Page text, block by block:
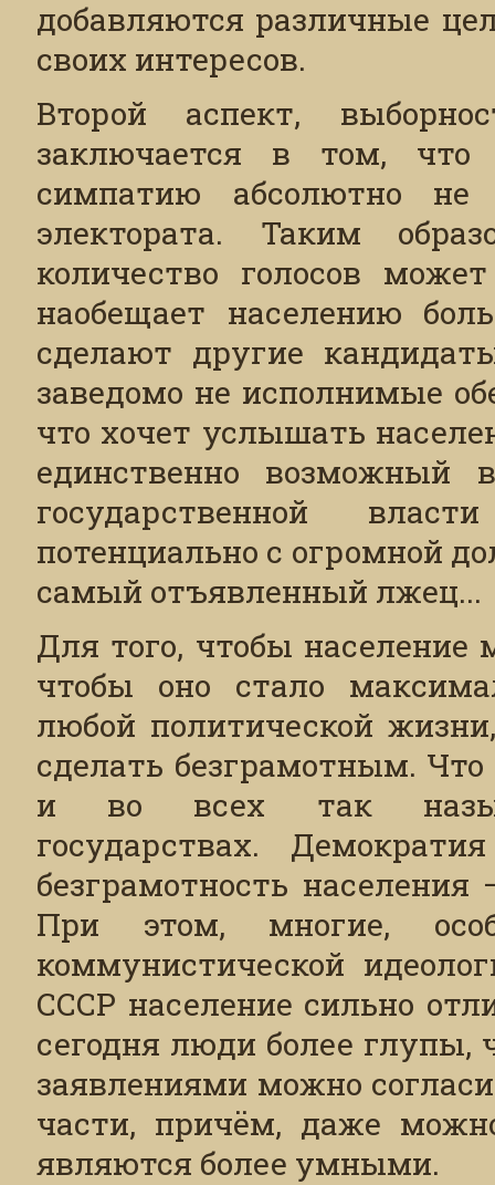
добавляются различные
своих интересов.
Второй аспект,
заключается в том, что
симпатию абсолютно
электората. Таким
количество голосов
наобещает населению
сделают другие
заведомо не исполнимые
что хочет услышать
единственно
государственной
потенциально с огромной
самый отъявленный лжец...
Для того, чтобы
чтобы оно стало
любой политической
сделать безграмотным.
и во всех так
государствах.
безграмотность
При этом, многие,
коммунистической
СССР население сильно
сегодня люди более
заявлениями можно
части, причём, даже
являются более умными.